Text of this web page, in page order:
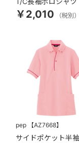
￥2,010 （税別
pep 【AZ7668】
サイドポケット半